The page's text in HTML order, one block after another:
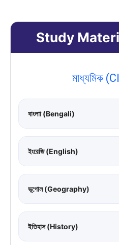
Study
মাধ্যমিক
বাংলাা (Bengali)
ইংরেজি (English)
ভূগোল (Geography)
ইতিহাস (History)